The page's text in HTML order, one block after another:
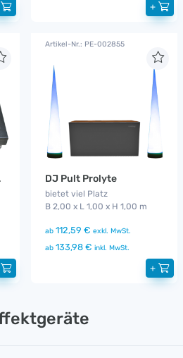
+
2
Artikel-Nr.: PE-002855
DJ Pult Prolyte
bietet viel Platz
B 2,00 x L 1,00 x H 1,00 m
ab 112,59 € exkl. MwSt.
ab 133,98 € inkl. MwSt.
+